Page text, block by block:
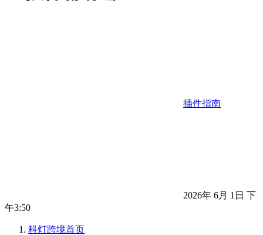
插件指南
2026年 6月 1日 下
午3:50
科灯跨境首页